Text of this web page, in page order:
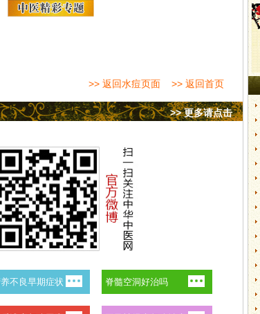
>> 返回水痘页面 >> 返回首页
>> 更多请点击